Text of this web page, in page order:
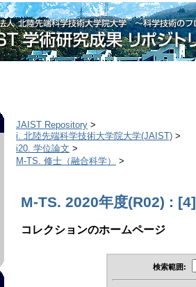
JAIST Repository >
i. 北陸先端科学技術大学院大学(JAIST) >
i20. 学位論文 >
M-TS. 修士（融合科学）
>
M-TS. 2020年度(R02) : [4]
コレクションのホームページ
検索範囲: